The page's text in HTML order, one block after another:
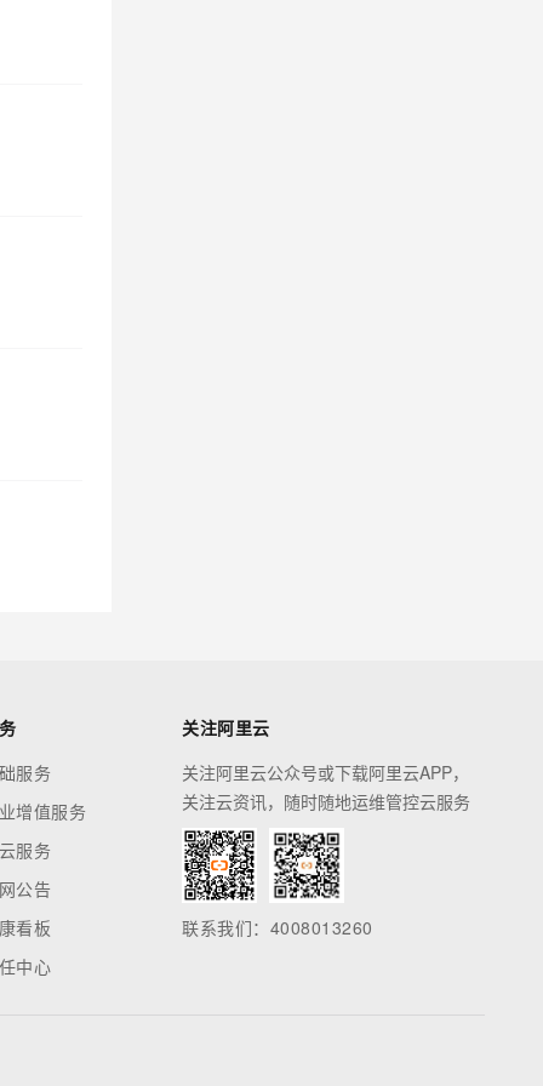
服务
增值服务
服务
公告
看板
中心
关注阿里云
关注阿里云公众号或下载阿里云APP，
关注云资讯，随时随地运维管控云服务
联系我们：4008013260